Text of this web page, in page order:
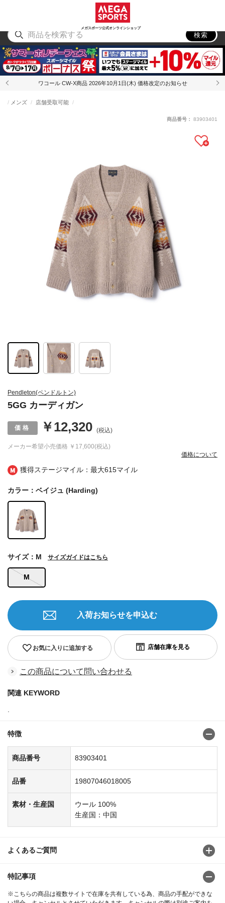
メガスポーツ公式オンラインショップ
アウトドア
検索
ワコール CW-X商品 2026年10月1日(木) 価格改定のお知らせ
獲得ステージマイル：最大615マイル
Pendleton(ペンドルトン)
5GG カーディガン
メンズ 店舗受取可能
メーカー希望小売価格 ￥17,600(税込)
￥12,320 (税込)
価格について
商品番号： 83903401
カラー：ベイジュ (Harding)
M
サイズ：M サイズガイドはこちら
お気に入りに追加する
入荷お知らせを申込む
この商品について問い合わせる
関連 KEYWORD
特徴
商品番号 83903401
品番 19807046018005
素材・生産国
ウール 100%
生産国：中国
よくあるご質問
特記事項
※こちらの商品は複数サイトで在庫を共有している為、商品の手配ができな